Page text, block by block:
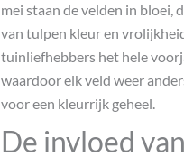
mei staan de velden in
van tulpen kleur en
tuinliefhebbers het hele
waardoor elk veld weer
voor een kleurrijk geheel.
De invloed